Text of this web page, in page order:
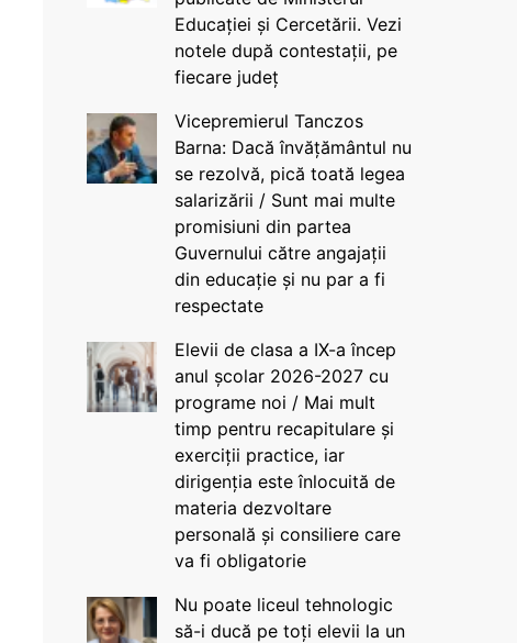
Educației și Cercetării. Vezi
notele după contestații, pe
fiecare județ
Vicepremierul Tanczos
Barna: Dacă învățământul nu
se rezolvă, pică toată legea
salarizării / Sunt mai multe
promisiuni din partea
Guvernului către angajații
din educație și nu par a fi
respectate
Elevii de clasa a IX-a încep
anul școlar 2026-2027 cu
programe noi / Mai mult
timp pentru recapitulare și
exerciții practice, iar
dirigenția este înlocuită de
materia dezvoltare
personală și consiliere care
va fi obligatorie
Nu poate liceul tehnologic
să-i ducă pe toți elevii la un